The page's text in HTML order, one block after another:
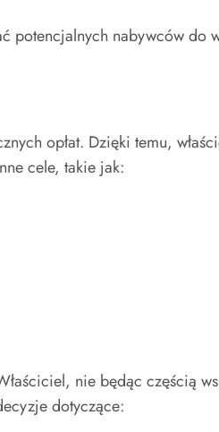
potencjalnych nabywców do
opłat. Dzięki temu,
cele, takie jak:
nie będąc częścią
dotyczące: